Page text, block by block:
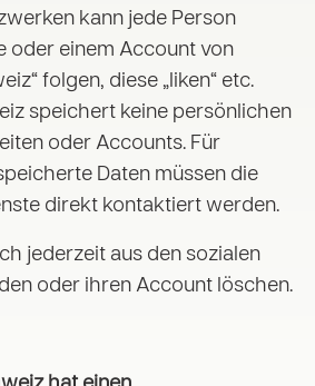
kann jede Person
oder einem Account von
folgen, diese „liken“ etc.
speichert keine persönlichen
oder Accounts. Für
Daten müssen die
direkt kontaktiert werden.
jederzeit aus den sozialen
oder ihren Account löschen.